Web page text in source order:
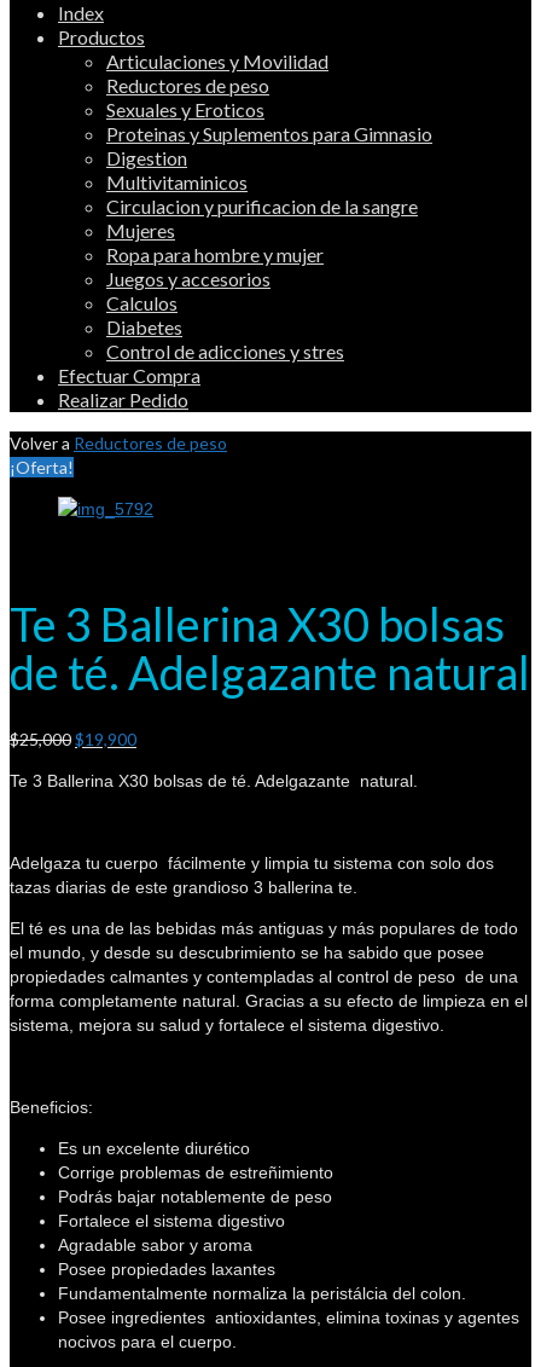
Index
Productos
Articulaciones y Movilidad
Reductores de peso
Sexuales y Eroticos
Proteinas y Suplementos para Gimnasio
Digestion
Multivitaminicos
Circulacion y purificacion de la sangre
Mujeres
Ropa para hombre y mujer
Juegos y accesorios
Calculos
Diabetes
Control de adicciones y stres
Efectuar Compra
Realizar Pedido
Volver a Reductores de peso
¡Oferta!
Te 3 Ballerina X30 bolsas
de té. Adelgazante natural
$25,000$19,900
Te 3 Ballerina X30 bolsas de té. Adelgazante natural.
Adelgaza tu cuerpo fácilmente y limpia tu sistema con solo dos
tazas diarias de este grandioso 3 ballerina te.
El té es una de las bebidas más antiguas y más populares de todo
el mundo, y desde su descubrimiento se ha sabido que posee
propiedades calmantes y contempladas al control de peso de una
forma completamente natural. Gracias a su efecto de limpieza en el
sistema, mejora su salud y fortalece el sistema digestivo.
Beneficios:
Es un excelente diurético
Corrige problemas de estreñimiento
Podrás bajar notablemente de peso
Fortalece el sistema digestivo
Agradable sabor y aroma
Posee propiedades laxantes
Fundamentalmente normaliza la peristálcia del colon.
Posee ingredientes antioxidantes, elimina toxinas y agentes
nocivos para el cuerpo.